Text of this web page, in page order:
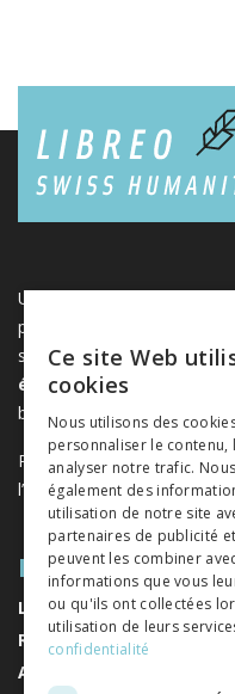
Une plateforme unique
publiés par les éditeurs
sociales. Libreo.ch est la
éditeurs de sciences
but lucratif.
Projet réalisé avec le
l’instruction publique de la
PLAN DU SITE
LIVRES
REVUES
AUTEURS
Ce site Web
cookies
Nous utilisons des
personnaliser le contenu,
analyser notre trafic.
également des
utilisation de notre site
partenaires de publicité
peuvent les combiner
informations que vous
ou qu'ils ont collectées
utilisation de leurs
confidentialité